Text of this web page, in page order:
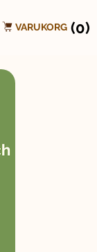
VARUKORG (0)